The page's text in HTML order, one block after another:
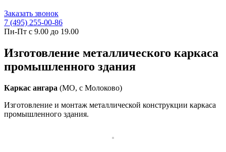
Заказать звонок
7 (495) 255-00-86
Пн-Пт с 9.00 до 19.00
Изготовление металлического каркаса
промышленного здания
Каркас ангара (МО, с Молоково)
Изготовление и монтаж металлической конструкции каркаса
промышленного здания.